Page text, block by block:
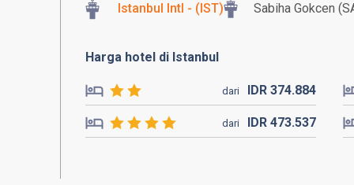
Istanbul Intl - (IST) Sabiha Gokcen
Harga hotel di Istanbul
dari IDR 374.884
dari IDR 473.537